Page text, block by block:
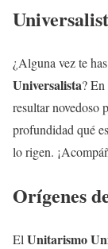
¿Alguna vez te
Universalista?
resultar novedoso
profundidad qué
lo rigen.
Orígenes
El Unitarismo